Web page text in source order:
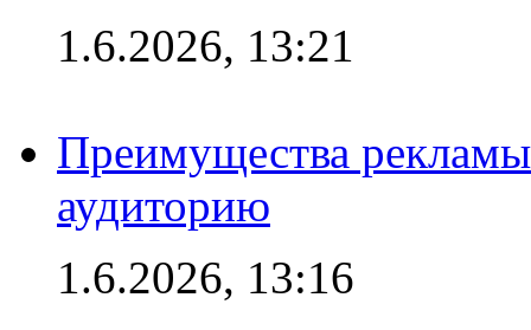
1.6.2026, 13:21
Преимущества
аудиторию
1.6.2026, 13:16